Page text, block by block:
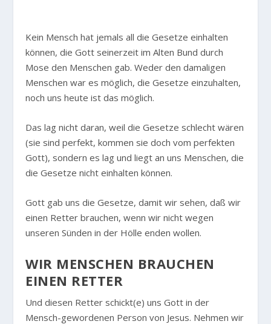
Kein Mensch hat jemals all die Gesetze einhalten
können, die Gott seinerzeit im Alten Bund durch
Mose den Menschen gab. Weder den damaligen
Menschen war es möglich, die Gesetze einzuhalten,
noch uns heute ist das möglich.
Das lag nicht daran, weil die Gesetze schlecht wären
(sie sind perfekt, kommen sie doch vom perfekten
Gott), sondern es lag und liegt an uns Menschen, die
die Gesetze nicht einhalten können.
Gott gab uns die Gesetze, damit wir sehen, daß wir
einen Retter brauchen, wenn wir nicht wegen
unseren Sünden in der Hölle enden wollen.
WIR MENSCHEN BRAUCHEN
EINEN RETTER
Und diesen Retter schickt(e) uns Gott in der
Mensch-gewordenen Person von Jesus. Nehmen wir